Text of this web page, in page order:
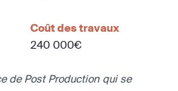
Coût des travaux
240 000€
de Post Production qui se